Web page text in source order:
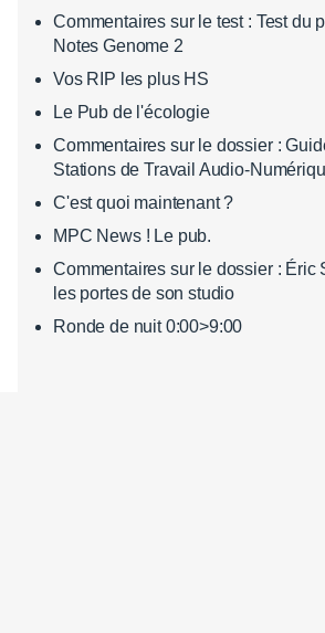
Commentaires sur le test : Test du
Notes Genome 2
Vos RIP les plus HS
Le Pub de l'écologie
Commentaires sur le dossier :
Stations de Travail Audio-
C'est quoi maintenant ?
MPC News ! Le pub.
Commentaires sur le dossier : Éric
les portes de son studio
Ronde de nuit 0:00>9:00